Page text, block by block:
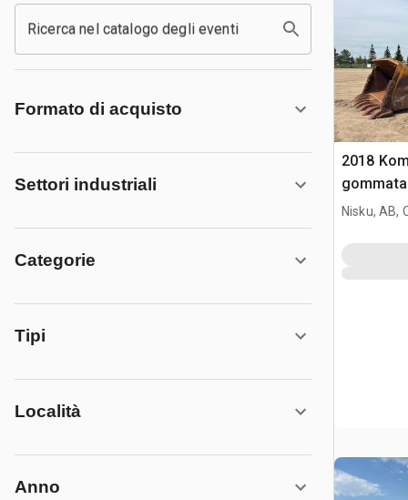
Ricerca nel catalogo degli eventi
Formato di acquisto
Settori industriali
Categorie
Tipi
Località
Anno
2018
gommata
Nisku, AB,